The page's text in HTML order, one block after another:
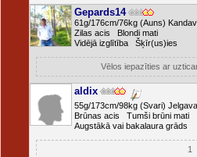
Gepards14
61g/176cm/76kg (Auns)
Zilas acis Blondi mati
Vidējā izglītība Šķīr(us)ies
Vēlos iepazīties ar
aldix
55g/173cm/98kg (Svari)
Brūnas acis Tumši brūni mati
Augstākā vai bakalaura grāds
1